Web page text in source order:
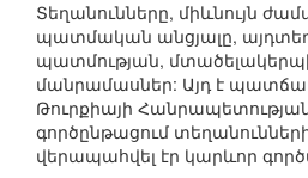
Տեղանունները, միևնույն
պատմական անցյալը,
պատմության,
մանրամասներ: Այդ է
Թուրքիայի
գործընթացում
վերապահվել էր կարևոր